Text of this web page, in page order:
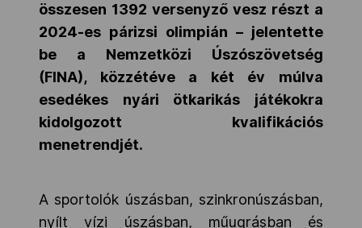
Társszervezetek
OVEP
Adatbank
összesen 1392 versenyző vesz részt a
2024-es párizsi olimpián – jelentette
be a Nemzetközi Úszószövetség
(FINA), közzétéve a két év múlva
esedékes nyári ötkarikás játékokra
kidolgozott kvalifikációs
menetrendjét.
A sportolók úszásban, szinkronúszásban,
nyílt vízi úszásban, műugrásban és